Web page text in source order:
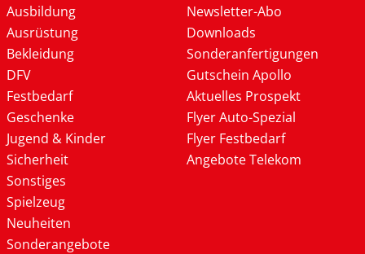
Ausbildung
Ausrüstung
Bekleidung
DFV
Festbedarf
Geschenke
Jugend & Kinder
Sicherheit
Sonstiges
Spielzeug
Neuheiten
Sonderangebote
Newsletter-Abo
Downloads
Sonderanfertigungen
Gutschein Apollo
Aktuelles Prospekt
Flyer Auto-Spezial
Flyer Festbedarf
Angebote Telekom